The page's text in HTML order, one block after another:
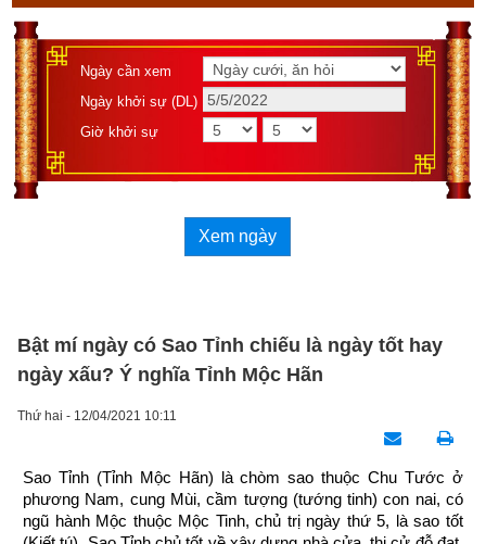
Ngày cần xem
Ngày khởi sự (DL)
Giờ khởi sự
Xem ngày
Bật mí ngày có Sao Tỉnh chiếu là ngày tốt hay
ngày xấu? Ý nghĩa Tỉnh Mộc Hãn
Thứ hai - 12/04/2021 10:11
Sao Tỉnh (Tỉnh Mộc Hãn) là chòm sao thuộc Chu Tước ở
phương Nam, cung Mùi, cầm tượng (tướng tinh) con nai, có
ngũ hành Mộc thuộc Mộc Tinh, chủ trị ngày thứ 5, là sao tốt